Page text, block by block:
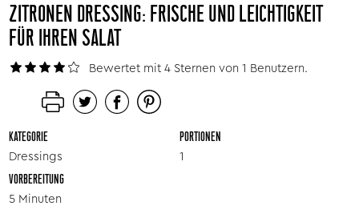
ZITRONEN DRESSING: FRISCHE UND LEICHTIGKEIT
FÜR IHREN SALAT
Bewertet mit 4 Sternen von 1 Benutzern.
KATEGORIE
Dressings
PORTIONEN
1
VORBEREITUNG
5 Minuten